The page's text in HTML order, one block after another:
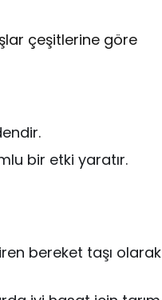
çeşitlerine göre
bir etki yaratır.
bereket taşı olarak